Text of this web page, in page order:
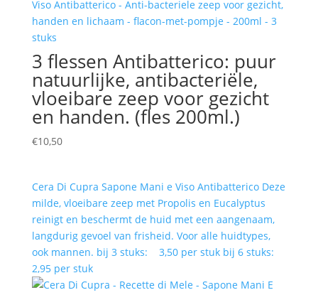
3 flessen Antibatterico: puur
natuurlijke, antibacteriële,
vloeibare zeep voor gezicht
en handen. (fles 200ml.)
€10,50
Cera Di Cupra Sapone Mani e Viso Antibatterico Deze
milde, vloeibare zeep met Propolis en Eucalyptus
reinigt en beschermt de huid met een aangenaam,
langdurig gevoel van frisheid. Voor alle huidtypes,
ook mannen. bij 3 stuks: 3,50 per stuk bij 6 stuks:
2,95 per stuk